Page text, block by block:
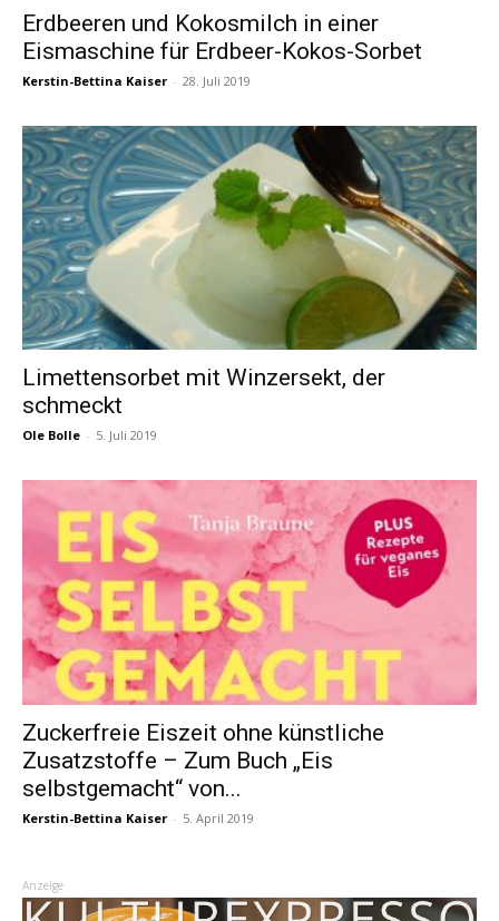
Erdbeeren und Kokosmilch in einer
Eismaschine für Erdbeer-Kokos-Sorbet
Kerstin-Bettina Kaiser - 28. Juli 2019
Limettensorbet mit Winzersekt, der
schmeckt
Ole Bolle - 5. Juli 2019
Zuckerfreie Eiszeit ohne künstliche
Zusatzstoffe – Zum Buch „Eis
selbstgemacht“ von...
Kerstin-Bettina Kaiser - 5. April 2019
Anzeige